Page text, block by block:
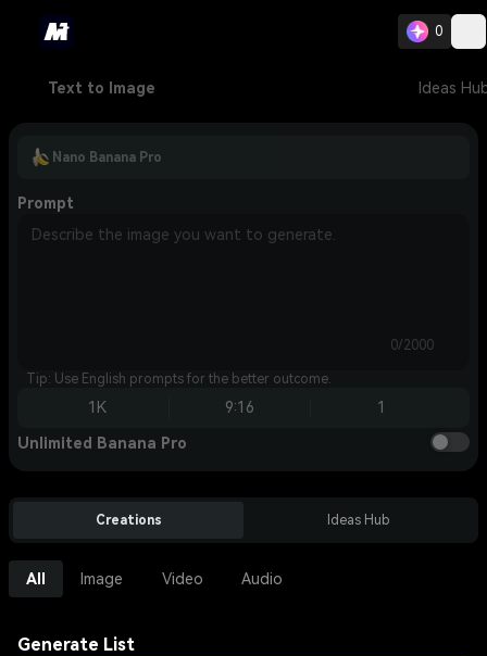
0
Text to Image Ideas
Nano Banana Pro
Prompt
0/2000
Tip: Use English prompts for the better outcome.
1K 9:16 1
Unlimited Banana Pro
Creations Ideas Hub
All Image Video Audio
Generate List